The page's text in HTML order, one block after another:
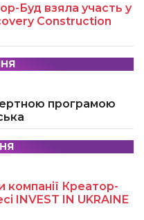
Буд взяла участь у
Construction
програмою
компанії Креатор-
INVEST IN UKRAINE